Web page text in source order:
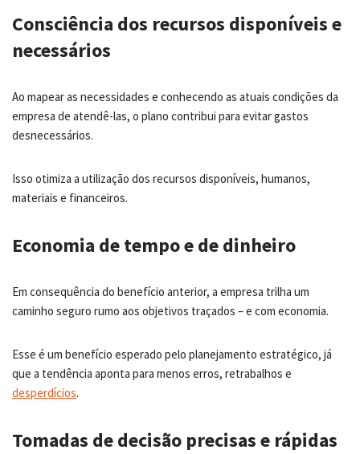
Consciência dos recursos disponíveis e
necessários
Ao mapear as necessidades e conhecendo as atuais condições da
empresa de atendê-las, o plano contribui para evitar gastos
desnecessários.
Isso otimiza a utilização dos recursos disponíveis, humanos,
materiais e financeiros.
Economia de tempo e de dinheiro
Em consequência do benefício anterior, a empresa trilha um
caminho seguro rumo aos objetivos traçados – e com economia.
Esse é um benefício esperado pelo planejamento estratégico, já
que a tendência aponta para menos erros, retrabalhos e
desperdícios.
Tomadas de decisão precisas e rápidas